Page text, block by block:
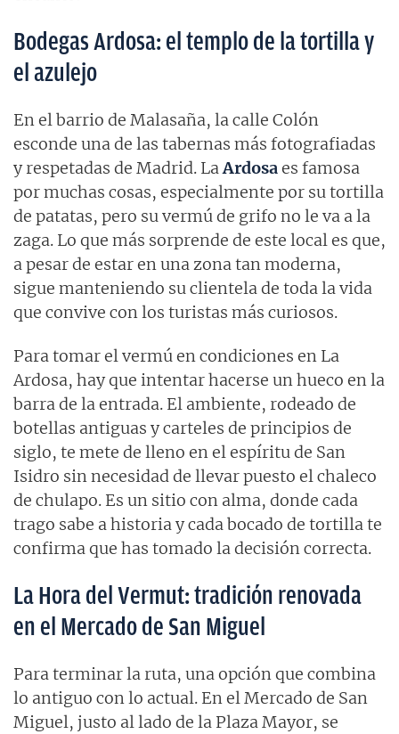
Bodegas Ardosa: el templo de la tortilla y
el azulejo
En el barrio de Malasaña, la calle Colón
esconde una de las tabernas más fotografiadas
y respetadas de Madrid. LaArdosaes famosa
por muchas cosas, especialmente por su tortilla
de patatas, pero su vermú de grifo no le va a la
zaga. Lo que más sorprende de este local es que,
a pesar de estar en una zona tan moderna,
sigue manteniendo su clientela de toda la vida
que convive con los turistas más curiosos.
Para tomar el vermú en condiciones en La
Ardosa, hay que intentar hacerse un hueco en la
barra de la entrada. El ambiente, rodeado de
botellas antiguas y carteles de principios de
siglo, te mete de lleno en el espíritu de San
Isidro sin necesidad de llevar puesto el chaleco
de chulapo. Es un sitio con alma, donde cada
trago sabe a historia y cada bocado de tortilla te
confirma que has tomado la decisión correcta.
La Hora del Vermut: tradición renovada
en el Mercado de San Miguel
Para terminar la ruta, una opción que combina
lo antiguo con lo actual. En el Mercado de San
Miguel, justo al lado de la Plaza Mayor, se